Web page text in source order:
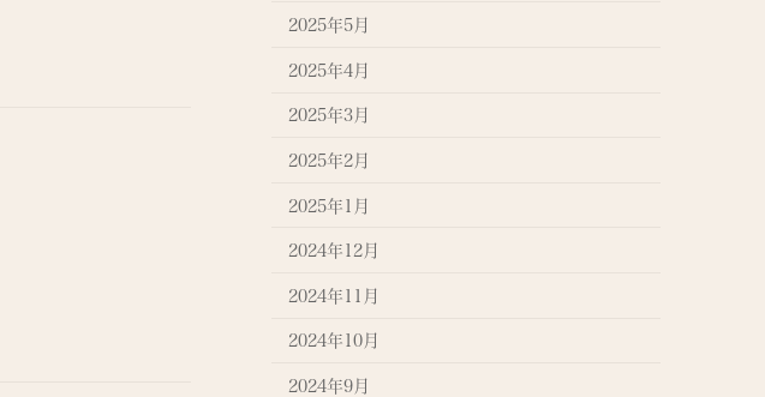
2025年5月
2025年4月
2025年3月
2025年2月
2025年1月
2024年12月
2024年11月
2024年10月
2024年9月